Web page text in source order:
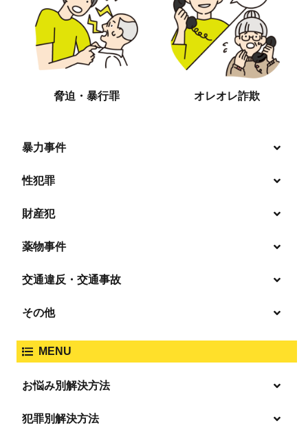
脅迫・暴行罪 オレオレ詐欺
暴力事件
逮捕・監禁
性犯罪
盗撮・のぞき
強姦・準強姦
財産犯
詐欺
恐喝
薬物事件
交通違反・交通事故
ひき逃げ・当て逃げ
その他
放火・失火
MENU
お悩み別解決方法
逮捕の不安や悩み
犯罪別解決方法